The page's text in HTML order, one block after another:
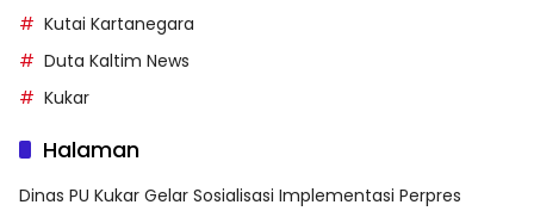
Kutai Kartanegara
Duta Kaltim News
Kukar
Halaman
Dinas PU Kukar Gelar Sosialisasi Implementasi Perpres